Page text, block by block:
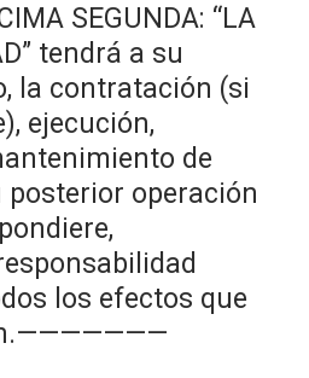
SEGUNDA: “LA
tendrá a su
la contratación (si
ejecución,
de
posterior operación
los efectos que